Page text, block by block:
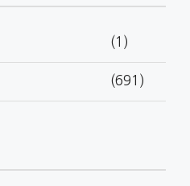
(1)
(691)